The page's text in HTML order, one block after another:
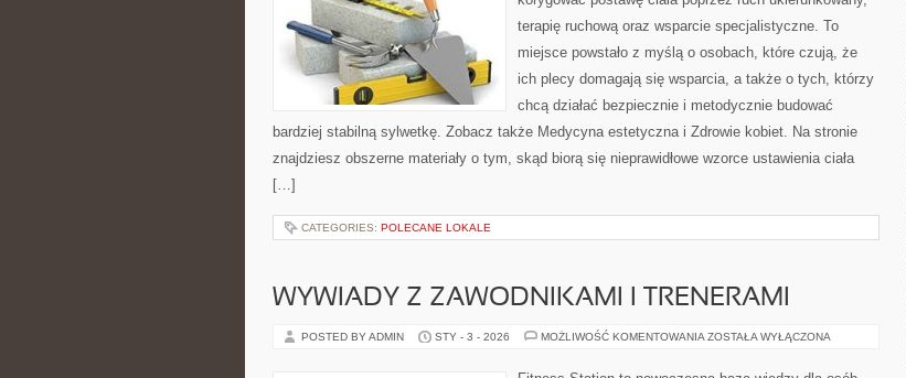
terapię ruchową oraz wsparcie specjalistyczne. To
miejsce powstało z myślą o osobach, które czują, że
ich plecy domagają się wsparcia, a także o tych, którzy
chcą działać bezpiecznie i metodycznie budować
bardziej stabilną sylwetkę. Zobacz także Medycyna estetyczna i Zdrowie kobiet. Na stronie
znajdziesz obszerne materiały o tym, skąd biorą się nieprawidłowe wzorce ustawienia ciała
[…]
CATEGORIES: POLECANE LOKALE
WYWIADY Z ZAWODNIKAMI I TRENERAMI
POSTED BY ADMIN STY - 3 - 2026 MOŻLIWOŚĆ KOMENTOWANIA WYWIADY
ZOSTAŁA WYŁĄCZONA